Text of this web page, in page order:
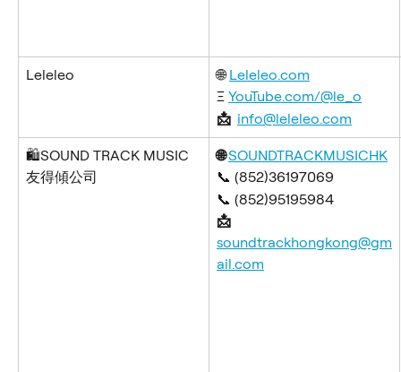
Leleleo 🌐 Leleleo.com
Ξ YouTube.com/@le_o
📩 info@leleleo.com
🛍️SOUND TRACK MUSIC
友得傾公司
🌐 SOUNDTRACKMUSICHK
📞 (852)36197069
📞 (852)95195984
📩
soundtrackhongkong@gm
ail.com